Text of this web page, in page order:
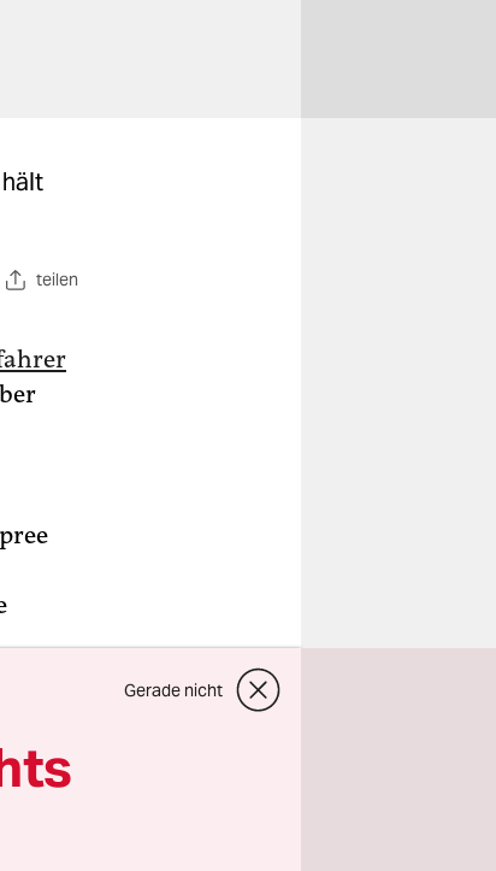
teilen
sich
Gerade nicht